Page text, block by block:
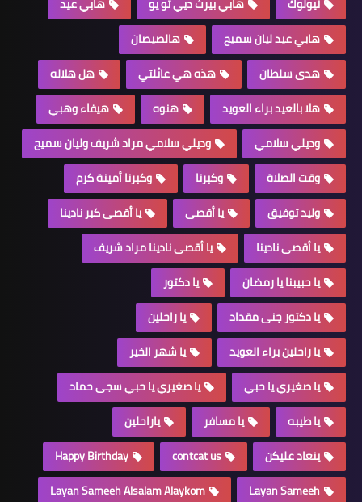
هابي عيد ليان سميح
هالصيصان
هدى سلطان
هذه هي عائلتي
هل هلاله
هلا بالعيد براء العويد
هنوه
هيفاء وهبي
وديلي سلامي
وديلي سلامي مراد شريف وليان سميح
وقت الصلاة
وكبرنا
وكبرنا أمينة كرم
وليد توفيق
يا أقصى
يا أقصى كبر نادينا
يا أقصى نادينا
يا أقصى نادينا مراد شريف
يا حبيبنا يا رمضان
يا دكتور
يا دكتور جنى مقداد
يا راحلين
يا راحلين براء العويد
يا شهر الخير
يا صغيري يا حبي
يا صغيري يا حبي سجى حماد
يا طيبه
يا مسافر
ياراحلين
ينعاد عليكن
contcat us
Happy Birthday
Layan Sameeh
Layan Sameeh Alsalam Alaykom